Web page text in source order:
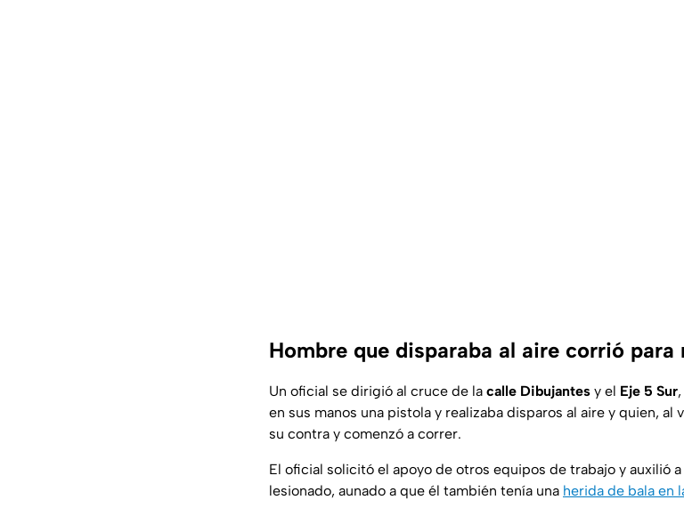
Hombre que disparaba al aire corrió para
Un oficial se dirigió al cruce de la calle Dibujantes y el Eje 5 Sur
en sus manos una pistola y realizaba disparos al aire y quien, al
su contra y comenzó a correr.
El oficial solicitó el apoyo de otros equipos de trabajo y auxilió
lesionado, aunado a que él también tenía una herida de bala en